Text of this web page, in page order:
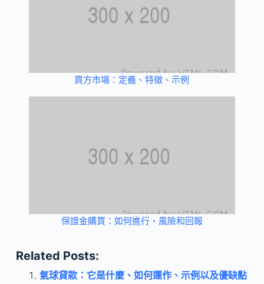
買方市場：定義、特徵、示例
保證金購買：如何進行、風險和回報
Related Posts:
氣球貸款：它是什麼、如何運作、示例以及優缺點